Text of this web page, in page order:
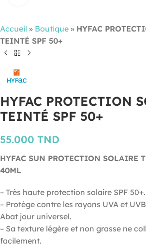
Accueil » Boutique » HYFAC
TEINTÉ SPF 50+
HYFAC PROTECTION
TEINTÉ SPF 50+
55.000 TND
HYFAC SUN PROTECTION SOLAIRE
40ML
– Très haute protection solaire SPF 50+.
– Protège contre les rayons UVA et
Abat jour universel.
– Sa texture légère et non grasse ne
facilement.